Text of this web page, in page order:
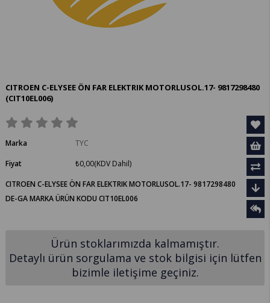
CITROEN C-ELYSEE ÖN FAR ELEKTRIK MOTORLUSOL.17- 9817298480
(CIT10EL006)
Marka
TYC
Fiyat
₺0,00(KDV Dahil)
CITROEN C-ELYSEE ÖN FAR ELEKTRIK MOTORLUSOL.17- 9817298480
DE-GA MARKA ÜRÜN KODU CIT10EL006
Ürün stoklarımızda kalmamıştır.
Detaylı ürün sorgulama ve stok bilgisi için lütfen
bizimle iletişime geçiniz.